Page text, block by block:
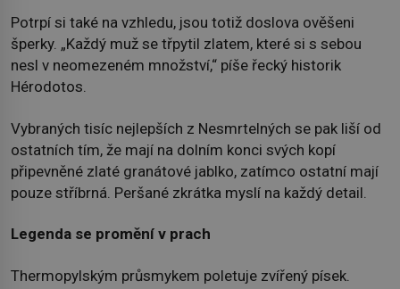
Potrpí si také na vzhledu, jsou totiž doslova ověšeni
šperky. „Každý muž se třpytil zlatem, které si s sebou
nesl v neomezeném množství,“ píše řecký historik
Hérodotos.
Vybraných tisíc nejlepších z Nesmrtelných se pak liší od
ostatních tím, že mají na dolním konci svých kopí
připevněné zlaté granátové jablko, zatímco ostatní mají
pouze stříbrná. Peršané zkrátka myslí na každý detail.
Legenda se promění v prach
Thermopylským průsmykem poletuje zvířený písek.